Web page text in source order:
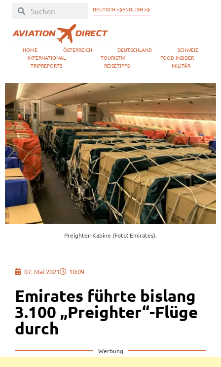
DEUTSCH » ENGLISH »
HOME ÖSTERREICH DEUTSCHLAND
SCHWEIZ
INTERNATIONAL
TOURISTIK
FOOD-INSIDER
TRIPREPORTS
REISETIPPS MILITÄR
Preighter-Kabine (Foto: Emirates).
07. Mai 2021 10:09
Emirates führte bislang
3.100 „Preighter“-Flüge
durch
Werbung